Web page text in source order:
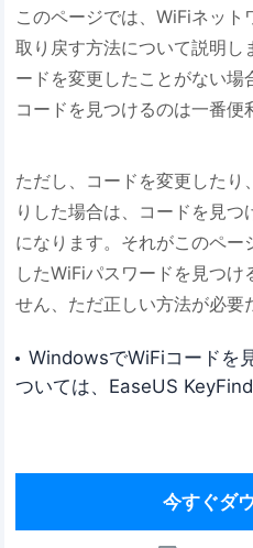
このページでは、WiFiネッ
取り戻す方法について説明し
ードを変更したことがない場
コードを見つけるのは一番便
ただし、コードを変更したり
りした場合は、コードを見
になります。それがこのペ
したWiFiパスワードを見つけ
せん、ただ正しい方法が必要
WindowsでWiFiコードを
ついては、EaseUS
今すぐダ